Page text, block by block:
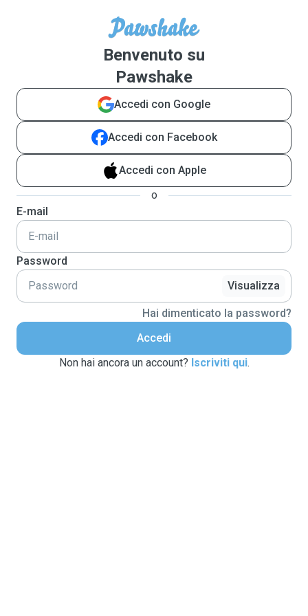
Benvenuto su
Pawshake
Accedi con Google
Accedi con Facebook
Accedi con Apple
o
E-mail
Password
Visualizza
Hai dimenticato la password?
Accedi
Non hai ancora un account? Iscriviti qui.